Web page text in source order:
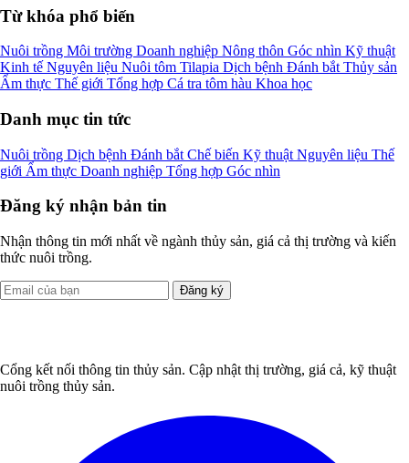
Từ khóa phổ biến
Nuôi trồng Môi trường Doanh nghiệp Nông thôn Góc nhìn Kỹ thuật
Kinh tế Nguyên liệu Nuôi tôm Tilapia Dịch bệnh Đánh bắt Thủy sản
Ẩm thực Thế giới Tổng hợp Cá tra tôm hàu Khoa học
Danh mục tin tức
Nuôi trồng Dịch bệnh Đánh bắt Chế biến Kỹ thuật Nguyên liệu Thế
giới Ẩm thực Doanh nghiệp Tổng hợp Góc nhìn
Đăng ký nhận bản tin
Nhận thông tin mới nhất về ngành thủy sản, giá cả thị trường và kiến
thức nuôi trồng.
Đăng ký
Cổng kết nối thông tin thủy sản. Cập nhật thị trường, giá cả, kỹ thuật
nuôi trồng thủy sản.